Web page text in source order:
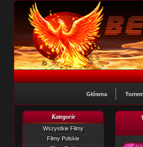
Główna
Kategorie
Wszystkie Filmy
Filmy Polskie